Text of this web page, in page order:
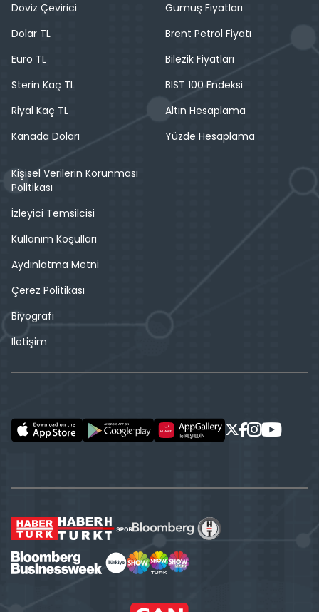
Döviz Çevirici
Dolar TL
Euro TL
Sterin Kaç TL
Riyal Kaç TL
Kanada Doları
Gümüş Fiyatları
Brent Petrol Fiyatı
Bilezik Fiyatları
BIST 100 Endeksi
Altın Hesaplama
Yüzde Hesaplama
Kişisel Verilerin Korunması
Politikası
İzleyici Temsilcisi
Kullanım Koşulları
Aydınlatma Metni
Çerez Politikası
Biyografi
İletişim